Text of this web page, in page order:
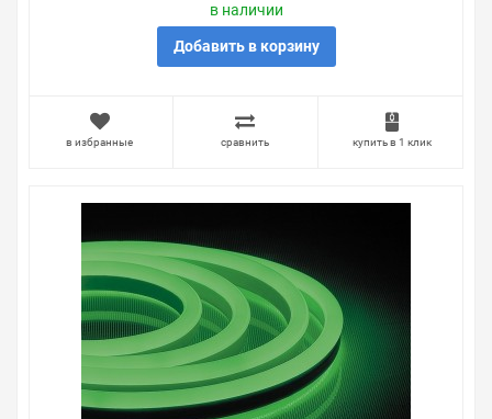
в наличии
Добавить в корзину
в избранные сравнить купить в 1 клик